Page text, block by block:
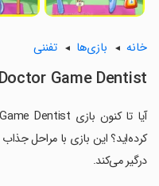
خانه بازی‌ها تفننی
Game Dentist
کرده‌اید؟ این بازی با مراحل
درگیر می‌کند.